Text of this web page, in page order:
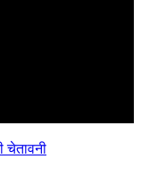
चेतावनी